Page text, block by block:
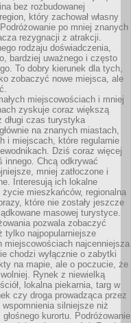
bez rozbudowanej
który zachował własny
po mniej znanych
rezygnacji z atrakcji.
rodzaju doświadczenia,
bardziej uważnego i często
To dobry kierunek dla tych,
zobaczyć nowe miejsca, ale
miejscowościach i mniej
zyskuje coraz większą
długi czas turystyka
na znanych miastach,
i miejscach, które regularnie
Dziś coraz więcej
innego. Chcą odkrywać
mniej zatłoczone i
Interesują ich lokalne
życie mieszkańców, regionalna
które nie zostały jeszcze
masowej turystyce.
pozwala zobaczyć
tylko najpopularniejsze
miejscowościach najcenniejsza
chodzi wyłącznie o zabytki
na mapie, ale o poczucie, że
Rynek z niewielką
lokalna piekarnia, targ w
czy droga prowadząca przez
silniejsze niż
kurortu. Podróżowanie